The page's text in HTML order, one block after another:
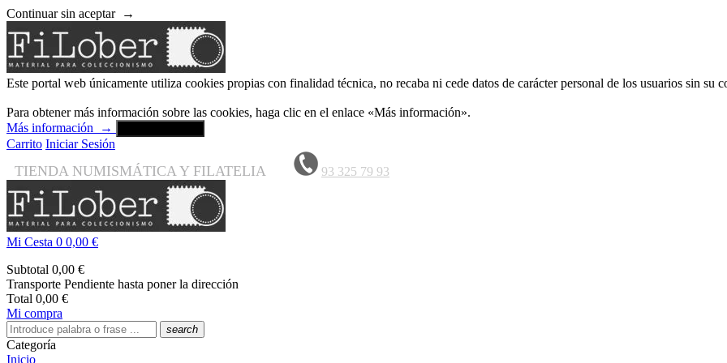
Continuar sin aceptar →
Este portal web únicamente utiliza cookies propias con finalidad técnica, no recaba ni cede datos de carácter personal de los usuarios sin su
Para obtener más información sobre las cookies, haga clic en el enlace «Más información».
Más información
→
Carrito Iniciar Sesión
TIENDA NUMISMÁTICA Y FILATELIA 93 325 79 93
Mi Cesta 0 0,00 €
Subtotal 0,00 €
Transporte Pendiente hasta poner la dirección
Total 0,00 €
Mi compra
search
Categoría
Inicio